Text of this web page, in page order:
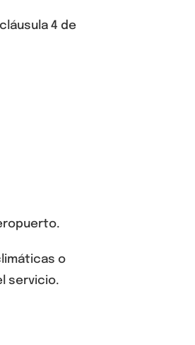
4 de
o
servicio.